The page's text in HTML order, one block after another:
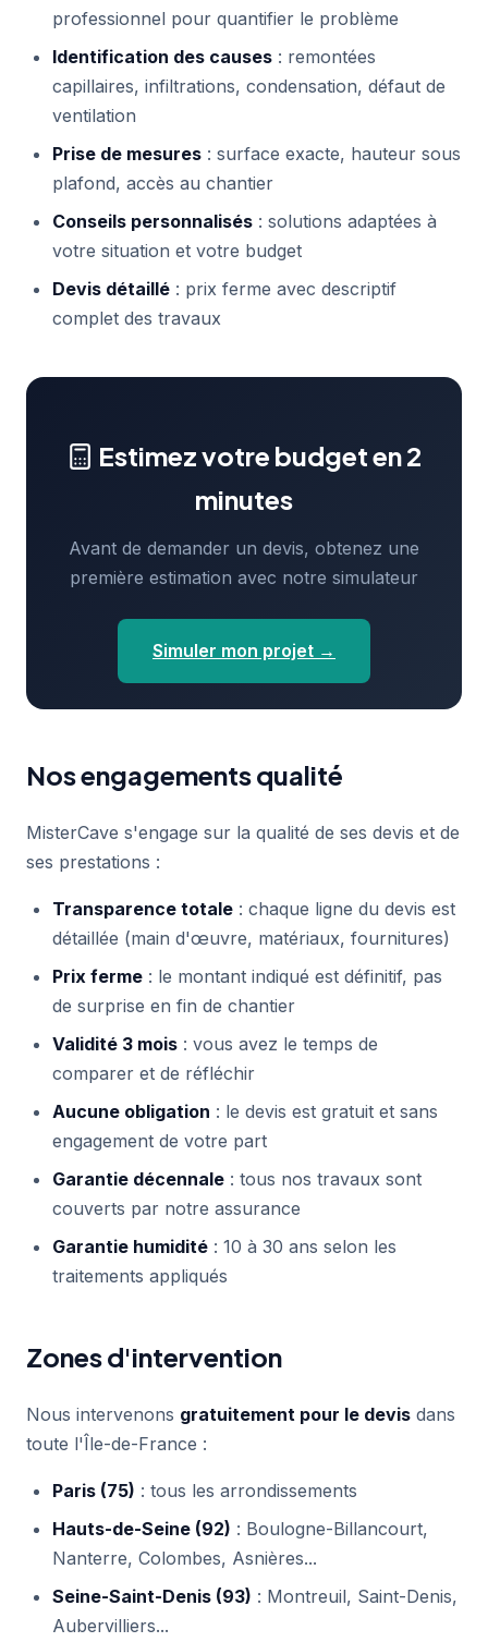
professionnel pour quantifier le problème
Identification des causes : remontées
capillaires, infiltrations, condensation, défaut de
ventilation
Prise de mesures : surface exacte, hauteur sous
plafond, accès au chantier
Conseils personnalisés : solutions adaptées à
votre situation et votre budget
Devis détaillé : prix ferme avec descriptif
complet des travaux
Estimez votre budget en 2
minutes
Avant de demander un devis, obtenez une
première estimation avec notre simulateur
Simuler mon projet →
Nos engagements qualité
MisterCave s'engage sur la qualité de ses devis et de
ses prestations :
Transparence totale : chaque ligne du devis est
détaillée (main d'œuvre, matériaux, fournitures)
Prix ferme : le montant indiqué est définitif, pas
de surprise en fin de chantier
Validité 3 mois : vous avez le temps de
comparer et de réfléchir
Aucune obligation : le devis est gratuit et sans
engagement de votre part
Garantie décennale : tous nos travaux sont
couverts par notre assurance
Garantie humidité : 10 à 30 ans selon les
traitements appliqués
Zones d'intervention
Nous intervenons gratuitement pour le devis dans
toute l'Île-de-France :
Paris (75) : tous les arrondissements
Hauts-de-Seine (92) : Boulogne-Billancourt,
Nanterre, Colombes, Asnières...
Seine-Saint-Denis (93) : Montreuil, Saint-Denis,
Aubervilliers...